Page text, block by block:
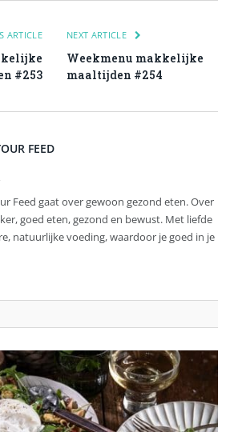
ARTICLE
#253
NEXT ARTICLE
Weekmenu makkelijke
maaltijden #254
FEED
Feed gaat over gewoon gezond eten. Over
goed eten, gezond en bewust. Met liefde
natuurlijke voeding, waardoor je goed in je